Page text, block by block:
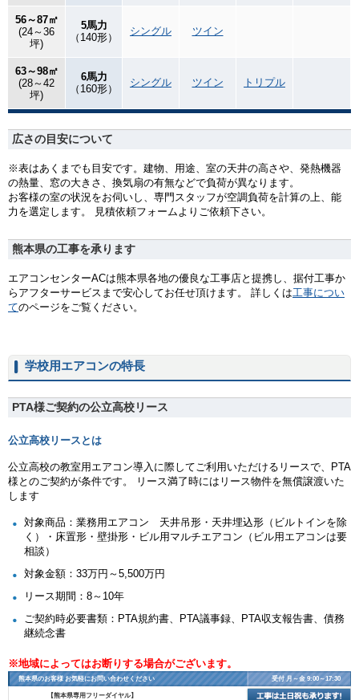
56～87㎡
(24～36
坪)
5馬力
（140形）
シングル ツイン
63～98㎡
(28～42
坪)
6馬力
（160形）
シングル ツイン トリプル
広さの目安について
※表はあくまでも目安です。建物、用途、室の天井の高さや、発熱機器
の熱量、窓の大きさ、換気扇の有無などで負荷が異なります。
お客様の室の状況をお伺いし、専門スタッフが空調負荷を計算の上、能
力を選定します。 見積依頼フォームよりご依頼下さい。
熊本県の工事を承ります
エアコンセンターACは熊本県各地の優良な工事店と提携し、据付工事か
らアフターサービスまで安心してお任せ頂けます。 詳しくは工事につい
てのページをご覧ください。
学校用エアコンの特長
PTA様ご契約の公立高校リース
公立高校リースとは
公立高校の教室用エアコン導入に際してご利用いただけるリースで、PTA
様とのご契約が条件です。 リース満了時にはリース物件を無償譲渡いた
します
対象商品：業務用エアコン 天井吊形・天井埋込形（ビルトインを除
く）・床置形・壁掛形・ビル用マルチエアコン（ビル用エアコンは要
相談）
対象金額：33万円～5,500万円
リース期間：8～10年
ご契約時必要書類：PTA規約書、PTA議事録、PTA収支報告書、債務
継続念書
※地域によってはお断りする場合がございます。
熊本県のお客様 お気軽にお問い合わせください 受付 月～金 9:00～17:30
【熊本県専用フリーダイヤル】